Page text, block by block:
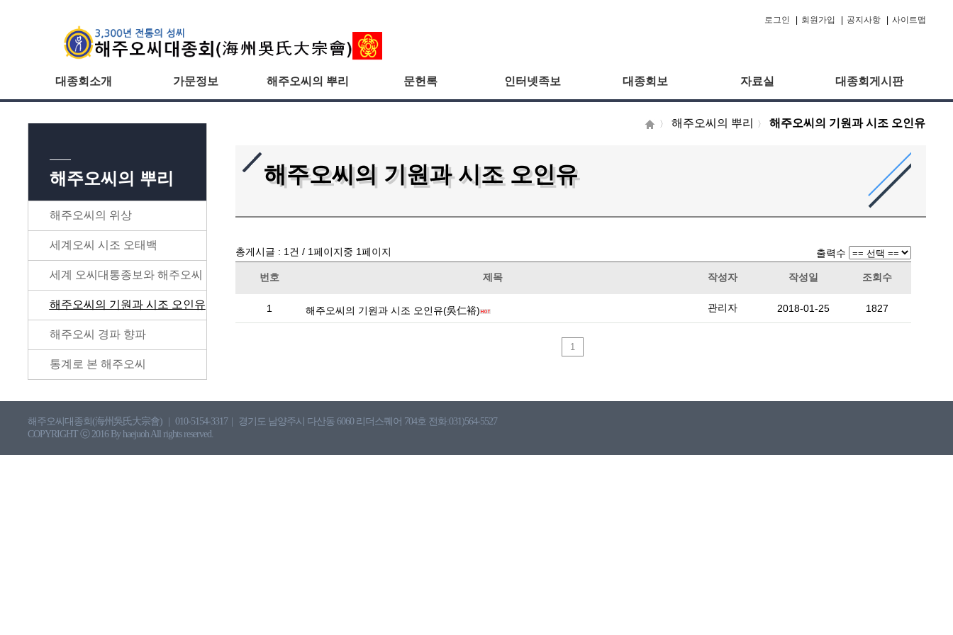
로그인 회원가입 공지사항 사이트맵
대종회소개 가문정보 해주오씨의 뿌리 문헌록 인터넷족보 대종회보 자료실 대종회게시판
해주오씨의 뿌리
해주오씨의 위상
세계오씨 시조 오태백
세계 오씨대통종보와 해주오씨
해주오씨의 기원과 시조 오인유
해주오씨 경파 향파
통계로 본 해주오씨
〉 해주오씨의 뿌리 〉 해주오씨의 기원과 시조 오인유
해주오씨의 기원과 시조 오인유
총게시글 : 1 건 / 1페이지중 1페이지 출력수
번호 제목 작성자 작성일 조회수
1 해주오씨의 기원과 시조 오인유(吳仁裕) 관리자 2018-01-25 1827
1
해주오씨대종회(海州吳氏大宗會) 010-5154-3317
경기도 남양주시 다산동 6060 리더스퀘어 704호 전화:031)564-5527
COPYRIGHT ⓒ 2016 By haejuoh All rights reserved.